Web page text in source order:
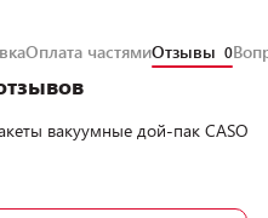
Оплата частямиОтзывы 0
вакуумные дой-пак CASO